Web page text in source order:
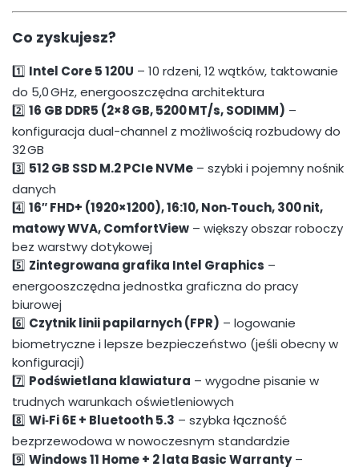
Co zyskujesz?
1️⃣ Intel Core 5 120U – 10 rdzeni, 12 wątków, taktowanie
do 5,0 GHz, energooszczędna architektura
2️⃣ 16 GB DDR5 (2×8 GB, 5200 MT/s, SODIMM) –
konfiguracja dual-channel z możliwością rozbudowy do
32 GB
3️⃣ 512 GB SSD M.2 PCIe NVMe – szybki i pojemny nośnik
danych
4️⃣ 16″ FHD+ (1920×1200), 16:10, Non‑Touch, 300 nit,
matowy WVA, ComfortView – większy obszar roboczy
bez warstwy dotykowej
5️⃣ Zintegrowana grafika Intel Graphics –
energooszczędna jednostka graficzna do pracy
biurowej
6️⃣ Czytnik linii papilarnych (FPR) – logowanie
biometryczne i lepsze bezpieczeństwo (jeśli obecny w
konfiguracji)
7️⃣ Podświetlana klawiatura – wygodne pisanie w
trudnych warunkach oświetleniowych
8️⃣ Wi‑Fi 6E + Bluetooth 5.3 – szybka łączność
bezprzewodowa w nowoczesnym standardzie
9️⃣ Windows 11 Home + 2 lata Basic Warranty–